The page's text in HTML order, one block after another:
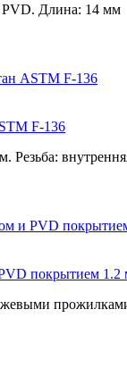
PVD. Длина: 14 мм
F-136
Резьба:
покрытием